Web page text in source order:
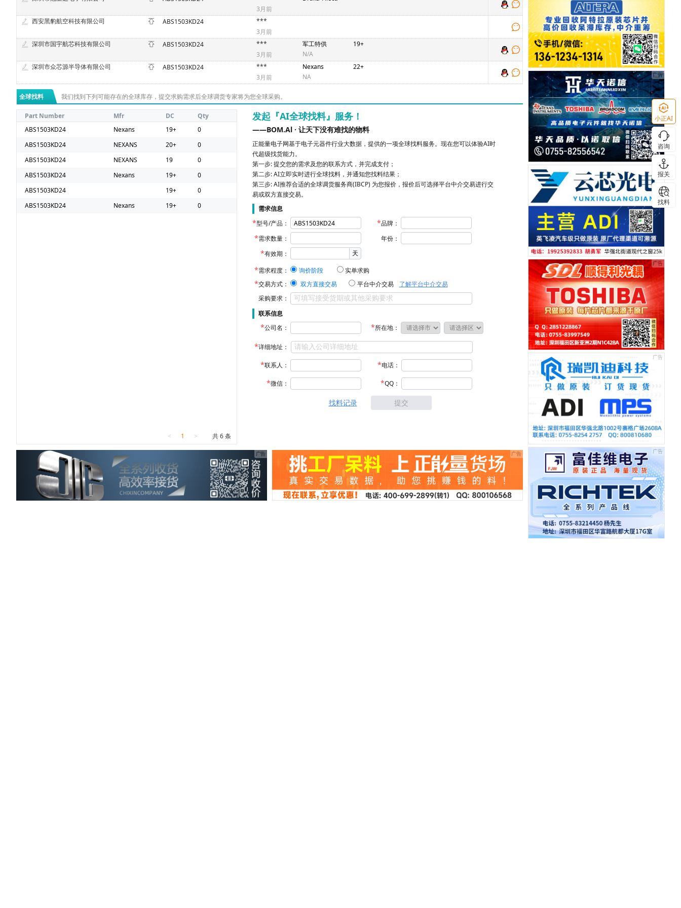
3月前
西安黑豹航空科技有限公司 ABS1503KD24
***
3月前
深圳市国宇航芯科技有限公司
ABS1503KD24
***
3月前
军工特供
N/A
19+
深圳市众芯源半导体有限公司 ABS1503KD24
***
3月前
Nexans
NA
22+
全球找料 我们找到下列可能存在的全球库存，提交求购需求后全球调货专家将为您全球采购。
Part Number Mfr DC
Qty
ABS1503KD24
Nexans 19+
0
ABS1503KD24
NEXANS 20+
0
ABS1503KD24
NEXANS 19
0
ABS1503KD24
Nexans 19+
0
ABS1503KD24
19+
0
ABS1503KD24
Nexans 19+ 0
< 1 > 共 6 条
发起『AI全球找料』服务！
——BOM.Al · 让天下没有难找的物料
正能量电子网基于电子元器件行业大数据，提供的一项全球找料服务。现在您可以体验AI时
代超级找货能力。
第一步: 提交您的需求及您的联系方式，并完成支付；
第二步: AI立即实时进行全球找料，并通知您找料结果；
第三步: AI推荐合适的全球调货服务商(IBCP) 为您报价，报价后可选择平台中介交易进行交
易或双方直接交易。
需求信息
型号/产品：
品牌：
需求数量：
年份：
有效期：
天
需求程度：
询价阶段
实单求购
交易方式：
双方直接交易 平台中介交易
了解平台中介交易
采购要求：
联系信息
公司名：
所在地：
详细地址：
联系人： 电话：
微信： QQ：
找料记录 提交
小正AI
咨询
报关
找料